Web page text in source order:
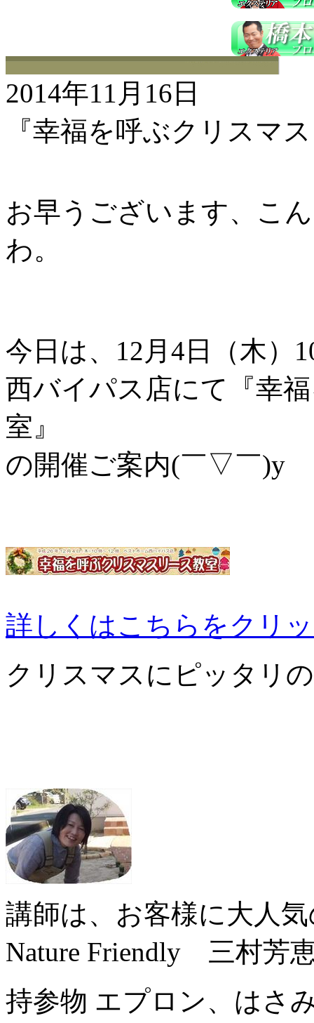
2014年11月16日
『幸福を呼ぶクリスマ
お早うございます、こ
わ。
今日は、12月4日（木）
西バイパス店にて『幸
室』
の開催ご案内(￣▽￣)y
詳しくはこちらをクリ
クリスマスにピッタリ
講師は、お客様に大人
Nature Friendly 三村芳
持参物 エプロン、はさ